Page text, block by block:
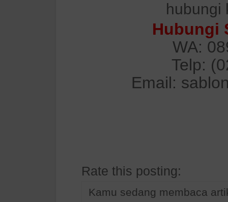
hubungi
Hubungi
WA:
Telp:
Email:
Rate this posting:
Kamu sedang membaca